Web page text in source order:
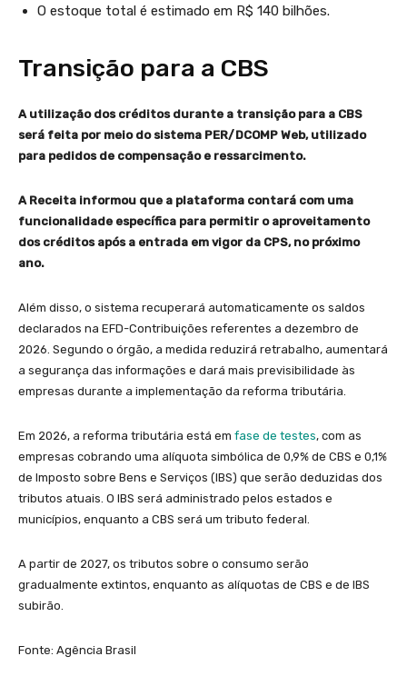
O estoque total é estimado em R$ 140 bilhões.
Transição para a CBS
A utilização dos créditos durante a transição para a CBS
será feita por meio do sistema PER/DCOMP Web, utilizado
para pedidos de compensação e ressarcimento.
A Receita informou que a plataforma contará com uma
funcionalidade específica para permitir o aproveitamento
dos créditos após a entrada em vigor da CPS, no próximo
ano.
Além disso, o sistema recuperará automaticamente os saldos
declarados na EFD-Contribuições referentes a dezembro de
2026. Segundo o órgão, a medida reduzirá retrabalho, aumentará
a segurança das informações e dará mais previsibilidade às
empresas durante a implementação da reforma tributária.
Em 2026, a reforma tributária está em fase de testes, com as
empresas cobrando uma alíquota simbólica de 0,9% de CBS e 0,1%
de Imposto sobre Bens e Serviços (IBS) que serão deduzidas dos
tributos atuais. O IBS será administrado pelos estados e
municípios, enquanto a CBS será um tributo federal.
A partir de 2027, os tributos sobre o consumo serão
gradualmente extintos, enquanto as alíquotas de CBS e de IBS
subirão.
Fonte: Agência Brasil